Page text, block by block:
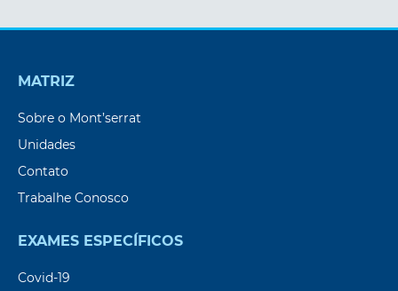
MATRIZ
Sobre o Mont’serrat
Unidades
Contato
Trabalhe Conosco
EXAMES ESPECÍFICOS
Covid-19